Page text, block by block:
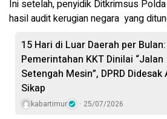
Ini setelah, penyidik Ditkrimsus
hasil audit kerugian negara yang
15 Hari di Luar Daerah per Bulan:
Pemerintahan KKT Dinilai “Jalan
Setengah Mesin”, DPRD Didesak
Sikap
kabartimur 25/07/2026